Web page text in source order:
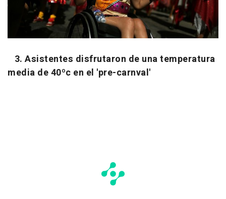
3. Asistentes disfrutaron de una temperatura
media de 40ºc en el 'pre-carnval'